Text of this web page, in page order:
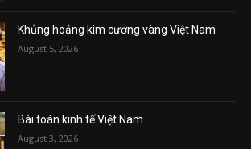
Khủng hoảng kim cương vàng Việt Nam
August 5, 2026
Bài toán kinh tế Việt Nam
August 3, 2026